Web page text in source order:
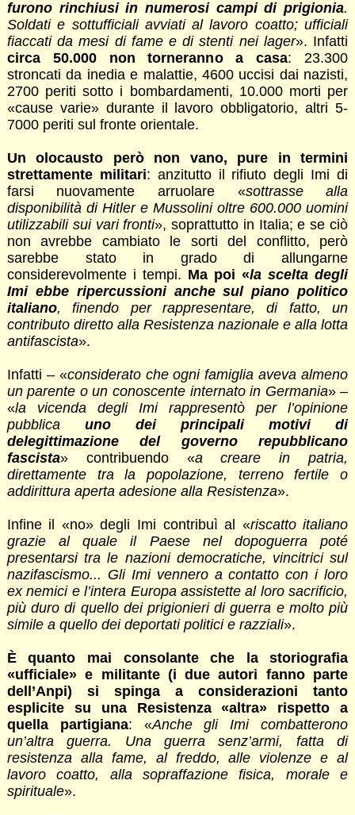
furono rinchiusi in numerosi campi di prigionia.
Soldati e sottufficiali avviati al lavoro coatto; ufficiali
fiaccati da mesi di fame e di stenti nei lager». Infatti
circa 50.000 non torneranno a casa: 23.300
stroncati da inedia e malattie, 4600 uccisi dai nazisti,
2700 periti sotto i bombardamenti, 10.000 morti per
«cause varie» durante il lavoro obbligatorio, altri 5-
7000 periti sul fronte orientale.
Un olocausto però non vano, pure in termini
strettamente militari: anzitutto il rifiuto degli Imi di
farsi nuovamente arruolare «sottrasse alla
disponibilità di Hitler e Mussolini oltre 600.000 uomini
utilizzabili sui vari fronti», soprattutto in Italia; e se ciò
non avrebbe cambiato le sorti del conflitto, però
sarebbe stato in grado di allungarne
considerevolmente i tempi. Ma poi «la scelta degli
Imi ebbe ripercussioni anche sul piano politico
italiano, finendo per rappresentare, di fatto, un
contributo diretto alla Resistenza nazionale e alla lotta
antifascista».
Infatti – «considerato che ogni famiglia aveva almeno
un parente o un conoscente internato in Germania» –
«la vicenda degli Imi rappresentò per l’opinione
pubblica uno dei principali motivi di
delegittimazione del governo repubblicano
fascista» contribuendo «a creare in patria,
direttamente tra la popolazione, terreno fertile o
addirittura aperta adesione alla Resistenza».
Infine il «no» degli Imi contribuì al «riscatto italiano
grazie al quale il Paese nel dopoguerra poté
presentarsi tra le nazioni democratiche, vincitrici sul
nazifascismo... Gli Imi vennero a contatto con i loro
ex nemici e l’intera Europa assistette al loro sacrificio,
più duro di quello dei prigionieri di guerra e molto più
simile a quello dei deportati politici e razziali».
È quanto mai consolante che la storiografia
«ufficiale» e militante (i due autori fanno parte
dell’Anpi) si spinga a considerazioni tanto
esplicite su una Resistenza «altra» rispetto a
quella partigiana: «Anche gli Imi combatterono
un’altra guerra. Una guerra senz’armi, fatta di
resistenza alla fame, al freddo, alle violenze e al
lavoro coatto, alla sopraffazione fisica, morale e
spirituale».